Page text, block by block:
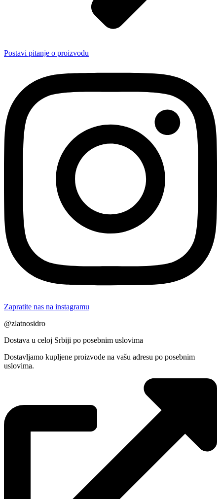
Postavi pitanje o proizvodu
Zapratite nas na instagramu
@zlatnosidro
Dostava u celoj Srbiji po posebnim uslovima
Dostavljamo kupljene proizvode na vašu adresu po posebnim
uslovima.